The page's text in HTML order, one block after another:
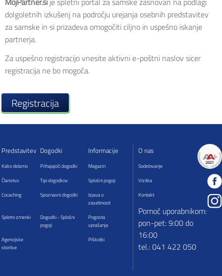
dolgoletnih izkušenj na področju urejanja osebnih predstavitev
za samske in si prizadeva omogočiti ciljno in uspešno iskanje
partnerja.
Za uspešno registracijo vnesite aktivni e-poštni naslov sicer
registracija ne bo mogoča.
Registracija
Predstavitev Dogodki Informacije
Kako delamo Prihajajoči dogodki
Magazin
Članstvo
Tipi dogodkov
Splošni pogoji
Cocaching
Spoznavni dogodki
Izjava o
zasebnosti
Spletni zmenki
Dogodki - Splošni
pogoji
Pogosta
vprašanja
Agencijske
storitve
Piškotki
O nas
Sodelovanje
Vizitka
Kontakt
Pomoč uporabnikom:
pon-pet: 9:00 do
16:00
tel.: 041 422 050